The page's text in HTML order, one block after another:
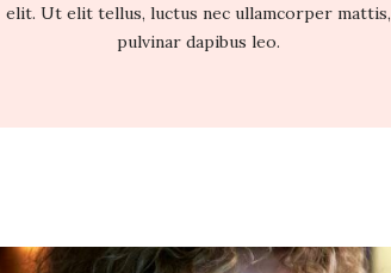
elit. Ut elit tellus, luctus nec ullamcorper mattis,
pulvinar dapibus leo.